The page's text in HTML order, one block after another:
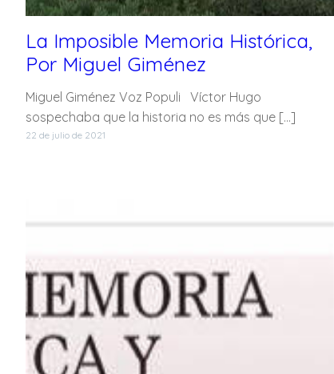
La Imposible Memoria Histórica,
Por Miguel Giménez
Miguel Giménez Voz Populi Víctor Hugo
sospechaba que la historia no es más que […]
22 de julio de 2021